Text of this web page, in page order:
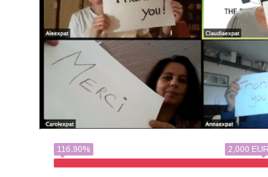
116.90% 2,000